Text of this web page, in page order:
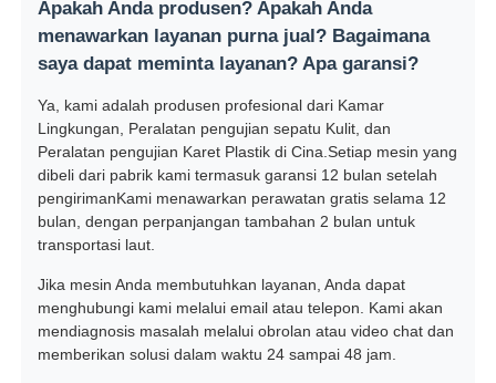
Apakah Anda produsen? Apakah Anda
menawarkan layanan purna jual? Bagaimana
saya dapat meminta layanan? Apa garansi?
Ya, kami adalah produsen profesional dari Kamar
Lingkungan, Peralatan pengujian sepatu Kulit, dan
Peralatan pengujian Karet Plastik di Cina.Setiap mesin yang
dibeli dari pabrik kami termasuk garansi 12 bulan setelah
pengirimanKami menawarkan perawatan gratis selama 12
bulan, dengan perpanjangan tambahan 2 bulan untuk
transportasi laut.
Jika mesin Anda membutuhkan layanan, Anda dapat
menghubungi kami melalui email atau telepon. Kami akan
mendiagnosis masalah melalui obrolan atau video chat dan
memberikan solusi dalam waktu 24 sampai 48 jam.